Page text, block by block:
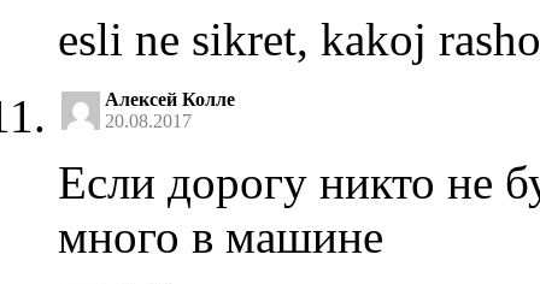
esli ne sikret, kakoj
Алексей Колле
20.08.2017
Если дорогу никто не
много в машине